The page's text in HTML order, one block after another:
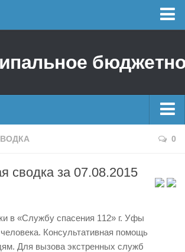
отряд г. Уфы
пострадавших
муниципальных программ
0
сводка за 07.08.2015
в «Службу спасения 112» г. Уфы
Консультативная помощь
Для вызова экстренных служб